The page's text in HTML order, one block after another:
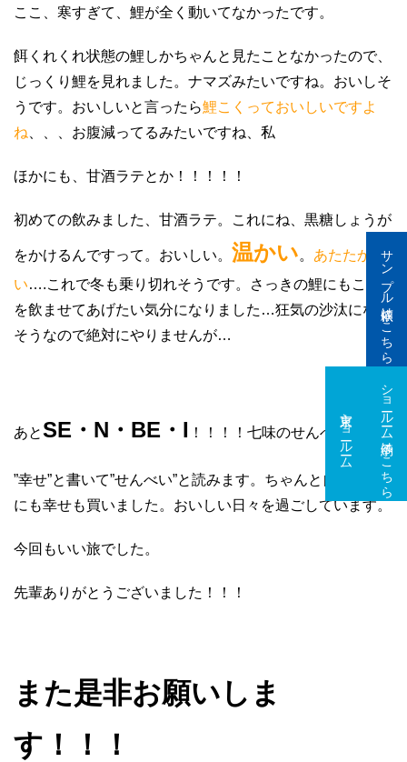
サンプル依頼はこちら
ショールーム予約はこちら
東京ショールーム 大阪ショールーム
ここ、寒すぎて、鯉が全く動いてなかったです。
餌くれくれ状態の鯉しかちゃんと見たことなかったので、
じっくり鯉を見れました。ナマズみたいですね。おいしそ
うです。おいしいと言ったら鯉こくっておいしいですよ
ね 、、、お腹減ってるみたいですね、私
ほかにも、甘酒ラテとか！！！！！
初めての飲みました、甘酒ラテ。これにね、黒糖しょうが
をかけるんですって。おいしい。 温かい。 あたたか
い….これで冬も乗り切れそうです。さっきの鯉にもこれ
を飲ませてあげたい気分になりました…狂気の沙汰になり
そうなので絶対にやりませんが…
あとSE・N・BE・I ！！！！七味のせんべいです。
”幸せ”と書いて”せんべい”と読みます。ちゃんと自分の家
にも幸せも買いました。おいしい日々を過ごしています。
今回もいい旅でした。
先輩ありがとうございました！！！
また是非お願いしま
す！！！